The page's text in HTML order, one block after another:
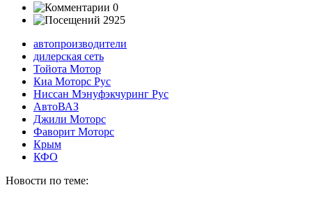
0
2925
автопроизводители
дилерская сеть
Тойота Мотор
Киа Моторс Рус
Ниссан Мэнуфэкчуринг Рус
АвтоВАЗ
Джили Моторс
Фаворит Моторс
Крым
КФО
Новости по теме: